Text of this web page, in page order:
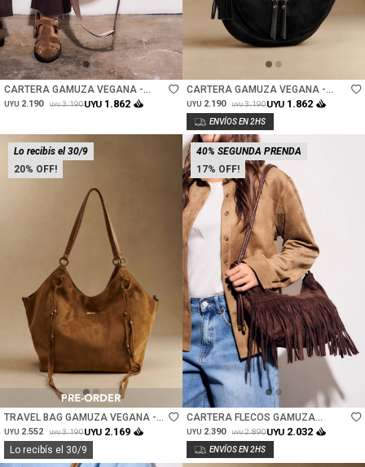
Talle
CARTERA GAMUZA VEGANA -
ARENA
UYU 2.190 UYU 3.190UYU 1.862
CARTERA GAMUZA VEGANA -
NEGRO
UYU 2.190 UYU 3.190UYU 1.862
20
Lo recibís el 30/9
Talle
TRAVEL BAG GAMUZA VEGANA -
CAMEL
UYU 2.552 UYU 3.190UYU 2.169
Lo recibís el 30/9
17
40% SEGUNDA PRENDA
Talle
CARTERA FLECOS GAMUZA
VEGANA - CHOCOLATE
UYU 2.390 UYU 2.890UYU 2.032